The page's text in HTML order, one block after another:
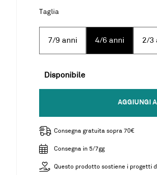
Taglia
7/9 anni 4/6 anni 2/3
Disponibile
AGGIUNGI
Consegna gratuita sopra 70€
Consegna in 5/7gg
Questo prodotto sostiene i progetti